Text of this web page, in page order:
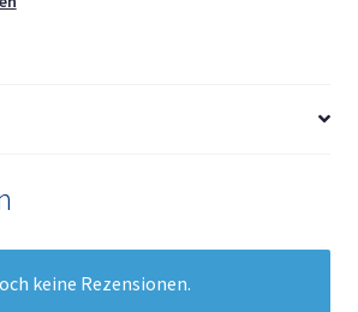
keine Rezensionen.